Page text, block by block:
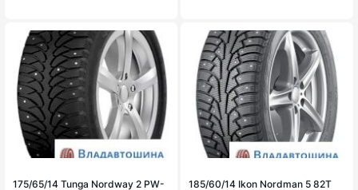
175/65/14 Tunga Nordway 2 PW-
185/60/14 Ikon Nordman 5 82T